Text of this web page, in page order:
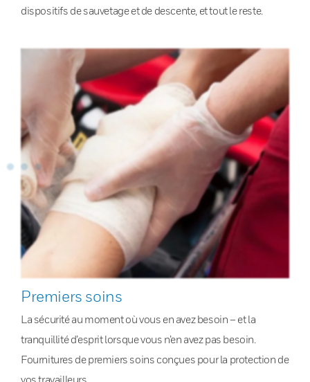
dispositifs de sauvetage et de descente, et tout le reste.
Premiers soins
La sécurité au moment où vous en avez besoin – et la
tranquillité d’esprit lorsque vous n’en avez pas besoin.
Fournitures de premiers soins conçues pour la protection de
vos travailleurs.